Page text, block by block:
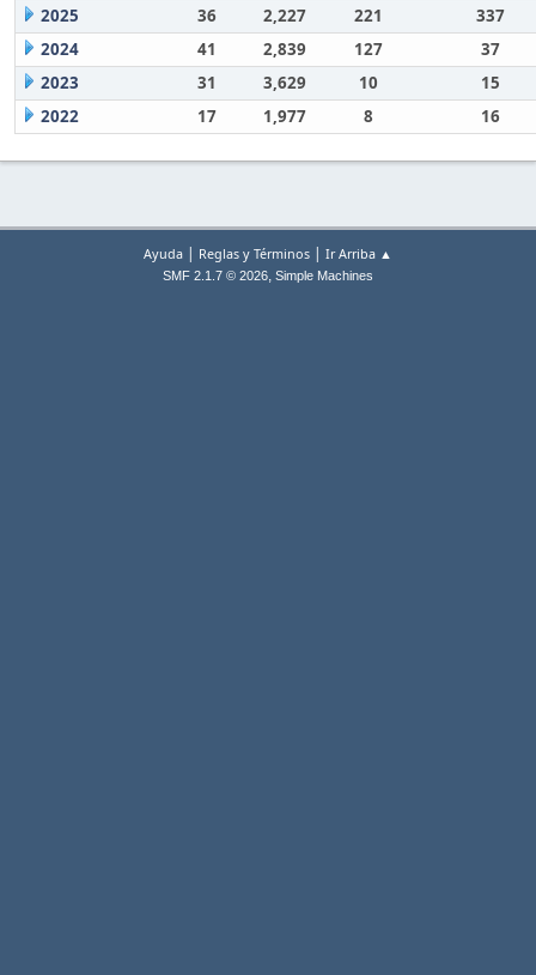
2025
36 2,227 221
337
2024
41 2,839 127
37
2023
31 3,629 10
15
2022
17 1,977 8 16
Ayuda | Reglas y Términos | Ir Arriba ▲
SMF 2.1.7 © 2026, Simple Machines